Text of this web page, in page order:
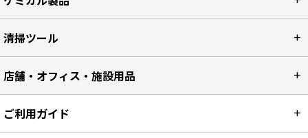
清掃ツール
店舗・オフィス・施設用品
ご利用ガイド